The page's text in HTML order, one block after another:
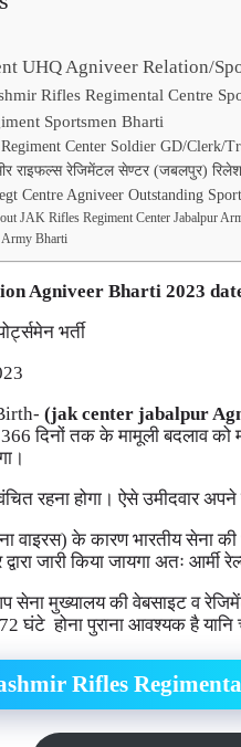
UHQ Agniveer Relation/
Rifles Regimental Centre
Sportsmen Bharti
Center Soldier GD/Clerk/
राइफल्स रेजिमेंटल सेण्टर (जबलपुर)
Centre Agniveer Outstanding
JAK Rifles Regiment Center Jabalpur
Army Bharti
Agniveer Bharti 2023
भर्ती
(jak center jabalpur
दिनों तक के मामूली बदलाव
वंचित रहना होगा। ऐसे
वाइरस) के कारण भारतीय सेना की
जारी किया जायगा अतः
सेना मुख्यालय की वेबसाइट व
घंटे होना पुराना आवश्यक है यानि
Rifles